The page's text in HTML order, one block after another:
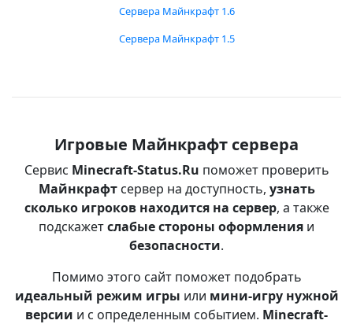
Сервера Майнкрафт 1.6
Сервера Майнкрафт 1.5
Игровые Майнкрафт сервера
Сервис Minecraft-Status.Ru поможет проверить
Майнкрафтсервер на доступность, узнать
сколько игроков находится на сервер, а также
подскажетслабые стороны оформления и
безопасности.
Помимо этого сайт поможет подобрать
идеальный режим игры или мини-игру нужной
версии и с определенным событием. Minecraft-